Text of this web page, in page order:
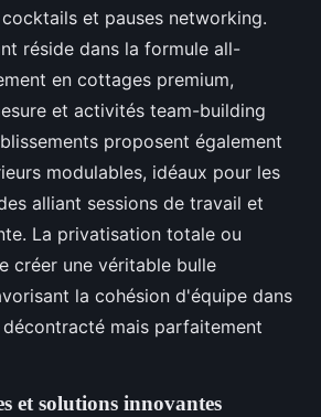
et pauses networking.
réside dans la formule all-
en cottages premium,
et activités team-building
proposent également
modulables, idéaux pour les
alliant sessions de travail et
La privatisation totale ou
créer une véritable bulle
la cohésion d'équipe dans
mais parfaitement
et solutions innovantes